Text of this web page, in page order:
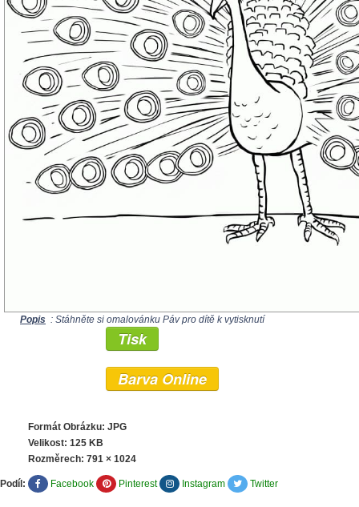
Popis : Stáhněte si omalovánku Páv pro dítě k vytisknutí
Tisk
Barva Online
Formát Obrázku: JPG
Velikost: 125 KB
Rozměrech: 791 × 1024
Podíl: Facebook Pinterest Instagram Twitter